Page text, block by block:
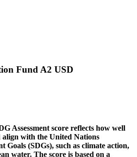
Fund A2 USD
Assessment score reflects how well
align with the United Nations
Goals (SDGs), such as climate action,
water. The score is based on a